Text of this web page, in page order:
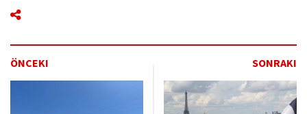
ÖNCEKI SONRAKI